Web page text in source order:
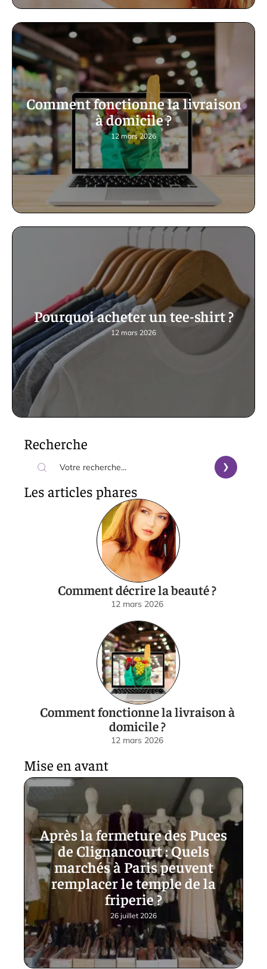
Comment fonctionne la livraison
à domicile ?
12 mars 2026
Pourquoi acheter un tee-shirt ?
12 mars 2026
Recherche
Les articles phares
Comment décrire la beauté ?
12 mars 2026
Comment fonctionne la livraison à
domicile ?
12 mars 2026
Mise en avant
Après la fermeture des Puces
de Clignancourt : Quels
marchés à Paris peuvent
remplacer le temple de la
friperie ?
26 juillet 2026